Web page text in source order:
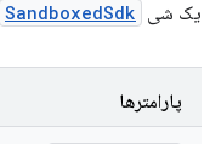
یک شی SandboxedSdk
پارامترها